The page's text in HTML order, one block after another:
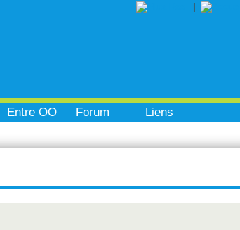
Entre OO Forum Liens